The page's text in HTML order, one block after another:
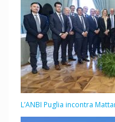
L’ANBI Puglia incontra